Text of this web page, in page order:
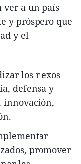
ver a un país
y próspero que
y el
los nexos
defensa y
innovación,
promover